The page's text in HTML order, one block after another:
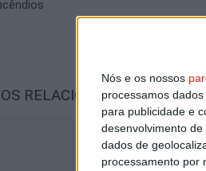
Nós e os nossos
processamos
para publicidade e
desenvolvimento de
dados de
processamento por
RELACIONADOSMais do